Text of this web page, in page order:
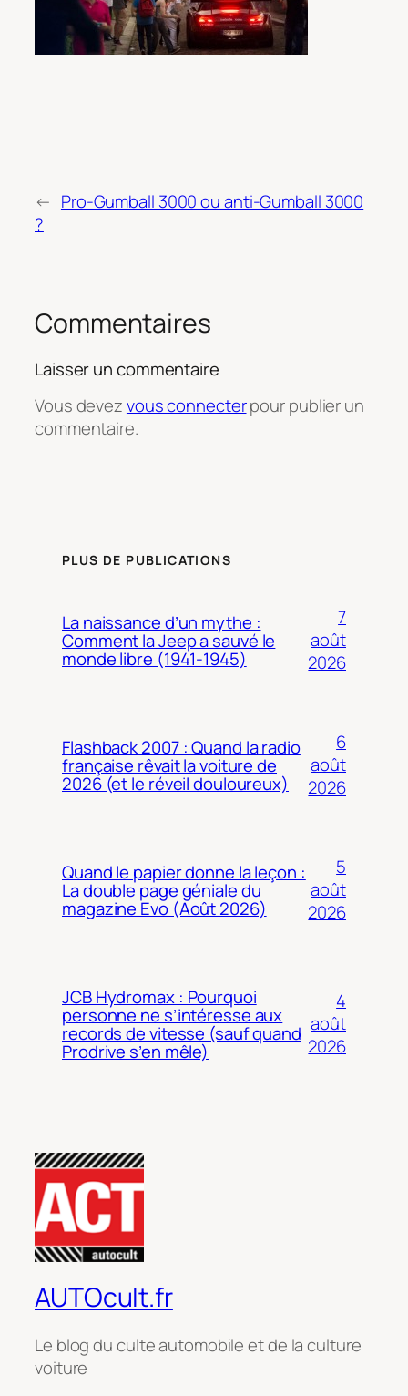
← Pro-Gumball 3000 ou anti-Gumball 3000
?
Commentaires
Laisser un commentaire
Vous devezvous connecterpour publier un
commentaire.
PLUS DE PUBLICATIONS
La naissance d’un mythe :
Comment la Jeep a sauvé le
monde libre (1941-1945)
7
août
2026
Flashback 2007 : Quand la radio
française rêvait la voiture de
2026 (et le réveil douloureux)
6
août
2026
Quand le papier donne la leçon :
La double page géniale du
magazine Evo (Août 2026)
5
août
2026
JCB Hydromax : Pourquoi
personne ne s’intéresse aux
records de vitesse (sauf quand
Prodrive s’en mêle)
4
août
2026
AUTOcult.fr
Le blog du culte automobile et de la culture
voiture